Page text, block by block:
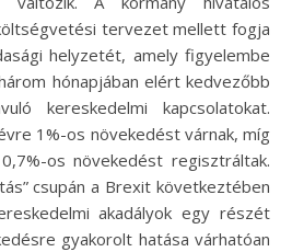
tervezet mellett fogja
helyzetét, amely figyelembe
hónapjában elért kedvezőbb
kereskedelmi kapcsolatokat.
1%-os növekedést várnak, míg
os növekedést regisztráltak.
csupán a Brexit következtében
akadályok egy részét
gyakorolt hatása várhatóan